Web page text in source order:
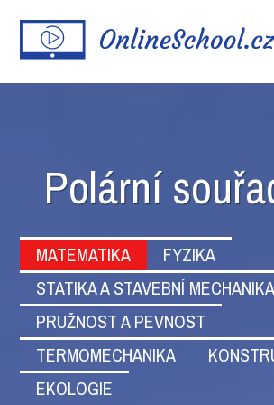
Polární
MATEMATIKA
FYZIKA
STATIKA A STAVEBNÍ MECHANIKA
PRUŽNOST A PEVNOST
TERMOMECHANIKA
EKOLOGIE